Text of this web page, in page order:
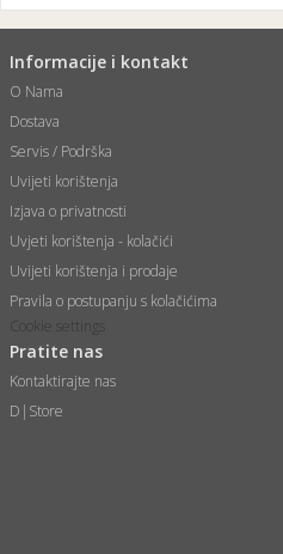
Informacije i kontakt
O Nama
Dostava
Servis / Podrška
Uvijeti korištenja
Izjava o privatnosti
Uvjeti korištenja - kolačići
Uvijeti korištenja i prodaje
Pravila o postupanju s kolačićima
Cookie settings
Pratite nas
Kontaktirajte nas
D|Store